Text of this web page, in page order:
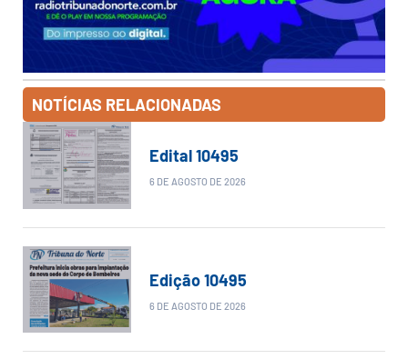
NOTÍCIAS RELACIONADAS
Edital 10495
6 DE AGOSTO DE 2026
Edição 10495
6 DE AGOSTO DE 2026